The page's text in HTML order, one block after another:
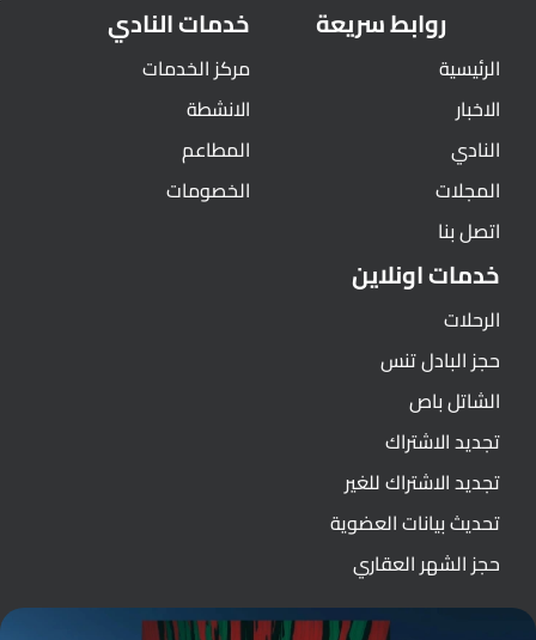
روابط سريعة
الرئيسية
الاخبار
النادي
المجلات
اتصل بنا
خدمات النادي
مركز الخدمات
الانشطة
المطاعم
الخصومات
خدمات اونلاين
الرحلات
حجز البادل تنس
الشاتل باص
تجديد الاشتراك
تجديد الاشتراك للغير
تحديث بيانات العضوية
حجز الشهر العقاري